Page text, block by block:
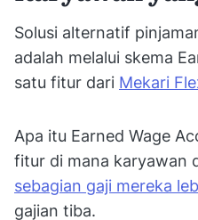
Solusi alternatif
adalah melalui skema
satu fitur dari Mekari
Apa itu Earned Wage
fitur di mana karyawan
sebagian gaji mereka
gajian tiba.